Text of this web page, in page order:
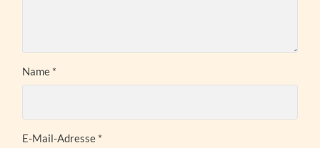
Name *
E-Mail-Adresse *